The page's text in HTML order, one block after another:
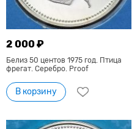
2 000 ₽
Белиз 50 центов 1975 год. Птица
фрегат. Серебро. Proof
В корзину